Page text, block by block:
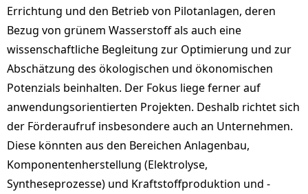
Errichtung und den Betrieb von Pilotanlagen, deren
Bezug von grünem Wasserstoff als auch eine
wissenschaftliche Begleitung zur Optimierung und zur
Abschätzung des ökologischen und ökonomischen
Potenzials beinhalten. Der Fokus liege ferner auf
anwendungsorientierten Projekten. Deshalb richtet sich
der Förderaufruf insbesondere auch an Unternehmen.
Diese könnten aus den Bereichen Anlagenbau,
Komponentenherstellung (Elektrolyse,
Syntheseprozesse) und Kraftstoffproduktion und -